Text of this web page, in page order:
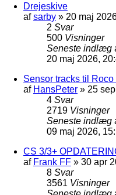
Drejeskive
afsarby » 20 maj
2 Svar
500 Visninger
Seneste indlæg
20 maj 2026,
Sensor tracks til
af HansPeter » 25
4 Svar
2719 Visninger
Seneste indlæg
09 maj 2026,
CS 3/3+
af Frank FF » 30 apr
8 Svar
3561 Visninger